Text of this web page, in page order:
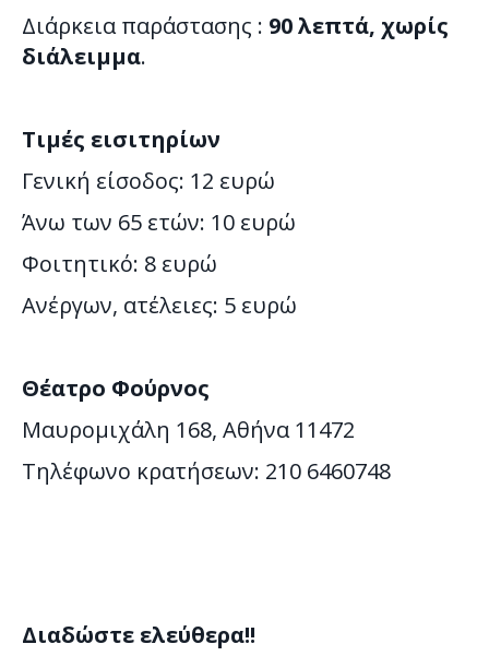
Διάρκεια παράστασης : 90 λεπτά, χωρίς
διάλειμμα.
Τιμές εισιτηρίων
Γενική είσοδος: 12 ευρώ
Άνω των 65 ετών: 10 ευρώ
Φοιτητικό: 8 ευρώ
Ανέργων, ατέλειες: 5 ευρώ
Θέατρο Φούρνος
Μαυρομιχάλη 168, Αθήνα 11472
Τηλέφωνο κρατήσεων: 210 6460748
Διαδώστε ελεύθερα!!